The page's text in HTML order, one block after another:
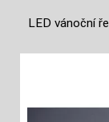
LED vánoční